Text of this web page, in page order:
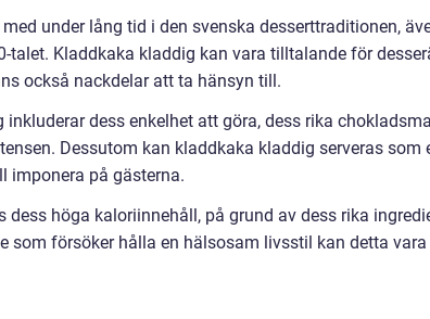
under lång tid i den svenska desserttraditionen,
talet. Kladdkaka kladdig kan vara tilltalande för
också nackdelar att ta hänsyn till.
dess enkelhet att göra, dess rika
Dessutom kan kladdkaka kladdig serveras som
imponera på gästerna.
dess höga kaloriinnehåll, på grund av dess rika
som försöker hålla en hälsosam livsstil kan detta